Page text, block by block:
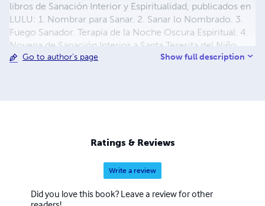
libros de Sanación Interior y Espiritualidad, publicados en
LULU: 1. Nombrar para Sanar. 2. Sanar lo Nombrado. 3.
Fuego Sanador. Terapia de la Noche Oscura Espiritual. 4.
Novena de Sanación Interior a Santa Teresita del Niño
Jesús (en español, inglés y francés). 5. La Casa Sosegada.
para experimentar paz interior en medio del COVID-19.
9. El Arte de Orar. Guía Práctica para Orar de un modo
profundo y sanador. 10. Rumbo al Interior. Guía Práctica
para Comprender y Vivir las Moradas del Castillo Interior.
11. Sanar en Navidad. Compendio Integral de Sanación
Interior. 12. La Terapia del Amor. Guía Práctica para Sanar
Go to author's page Show full description
Ratings & Reviews
Write a review
Did you love this book? Leave a review for other